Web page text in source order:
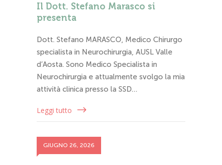
Il Dott. Stefano Marasco si
presenta
Dott. Stefano MARASCO, Medico Chirurgo
specialista in Neurochirurgia, AUSL Valle
d’Aosta. Sono Medico Specialista in
Neurochirurgia e attualmente svolgo la mia
attività clinica presso la SSD…
Leggi tutto
GIUGNO 26, 2026